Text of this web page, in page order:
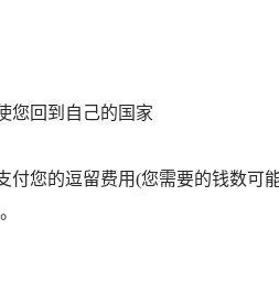
您回到自己的国家
您的逗留费用(您需要的钱数可